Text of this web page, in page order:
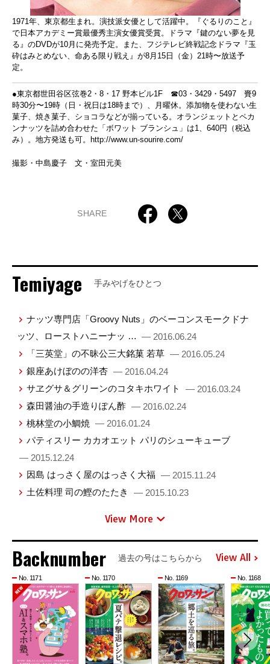
1971年、東京都生まれ。演技派女優として活躍中。『ぐるりのこと』
で日本アカデミー賞最優秀主演女優賞受賞。ドラマ『鍵のない夢を見
る』のDVDが10月に発売予定。また、フジテレビ終戦記念ドラマ『玉
砕はみとめない、命ある限り戦え』が8月15日（金）21時〜放送予
定。
●東京都世田谷区弦巻2・8・17 野本ビル1F ☎03・3429・5497 賚9
時30分〜19時（日・祝日は18時まで）、月曜休。添加物を使わない生
菓子、焼き菓子、ショコラなどが揃っている。オランジェットとペカ
ンナッツを詰め合わせた「ボワット ブランシュ」は1、640円（税込
み）。地方発送も可。
http://www.un-sourire.com/
撮影・中島慶子 文・室田元美
SHARE
Temiyage 手みやげをひとつ
ナッツ専門店「Groovy Nuts」のベーコンスモークドナ
ッツ、ローストハニーナッ … — 2016.06.24
「三英堂」の不昧公三大銘菓 若草 — 2016.05.24
銀座あけぼのの洋杏 — 2016.04.24
サヱグサ＆グリーンのコタキホワイト
— 2016.03.24
森田醤油の手造りぽん酢 — 2016.02.24
桃林堂の小鯛焼 — 2016.01.24
パティスリー カカオエット パリのシューキューブ
— 2015.12.24
因島 はっさく屋のはっさく大福 — 2015.11.24
土佐料理 司の鰹のたたき
— 2015.10.23
View More
Backnumber 過去の号はこちらから View All
No. 1171 No. 1170 No. 1169 No. 1168